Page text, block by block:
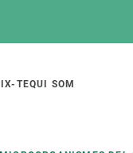
TEQUI SOM